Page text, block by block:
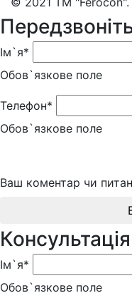
Ім`я*
Обов`язкове поле
Телефон*
Обов`язкове поле
Ваш коментар чи
Консультація
Ім`я*
Обов`язкове поле